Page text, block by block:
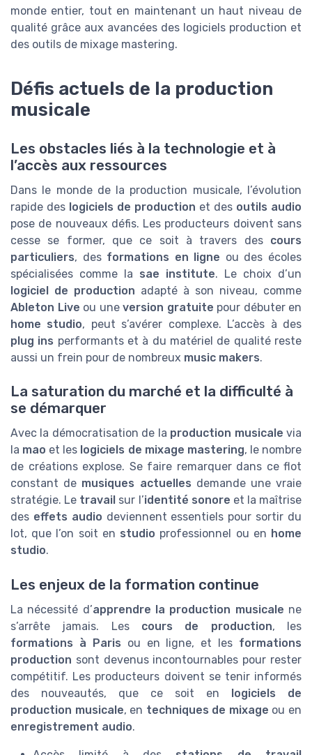
monde entier, tout en maintenant un haut niveau de
qualité grâce aux avancées des logiciels production et
des outils de mixage mastering.
Défis actuels de la production
musicale
Les obstacles liés à la technologie et à
l’accès aux ressources
Dans le monde de la production musicale, l’évolution
rapide des logiciels de production et des outils audio
pose de nouveaux défis. Les producteurs doivent sans
cesse se former, que ce soit à travers des cours
particuliers, des formations en ligne ou des écoles
spécialisées comme la sae institute. Le choix d’un
logiciel de production adapté à son niveau, comme
Ableton Live ou une version gratuite pour débuter en
home studio, peut s’avérer complexe. L’accès à des
plug ins performants et à du matériel de qualité reste
aussi un frein pour de nombreux music makers.
La saturation du marché et la difficulté à
se démarquer
Avec la démocratisation de la production musicale via
la mao et les logiciels de mixage mastering, le nombre
de créations explose. Se faire remarquer dans ce flot
constant de musiques actuelles demande une vraie
stratégie. Le travail sur l’identité sonore et la maîtrise
des effets audio deviennent essentiels pour sortir du
lot, que l’on soit en studio professionnel ou en home
studio.
Les enjeux de la formation continue
La nécessité d’apprendre la production musicale ne
s’arrête jamais. Les cours de production, les
formations à Paris ou en ligne, et les formations
production sont devenus incontournables pour rester
compétitif. Les producteurs doivent se tenir informés
des nouveautés, que ce soit en logiciels de
production musicale, en techniques de mixage ou en
enregistrement audio.